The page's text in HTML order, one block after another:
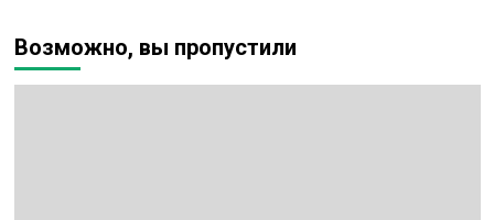
Возможно, вы пропустили